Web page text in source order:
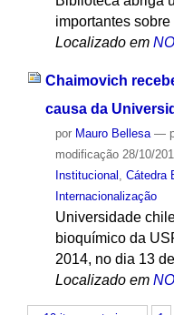
importantes
Localizado em
Chaimovich
causa da
por Mauro Bellesa —
modificação28/10/
Institucional , Cátedra
Internacionalização
Universidade
bioquímico da
2014, no dia 13
Localizado em